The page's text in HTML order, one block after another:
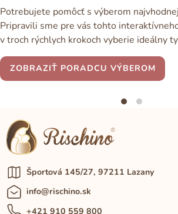
Potrebujete pomôcť s výberom
Pripravili sme pre vás tohto
v troch rýchlych krokoch vyberie ideálny
ZOBRAZIŤ PORADCU VÝBEROM
Športová 145/27, 97211 Lazany
info@rischino.sk
+421 910 559 800